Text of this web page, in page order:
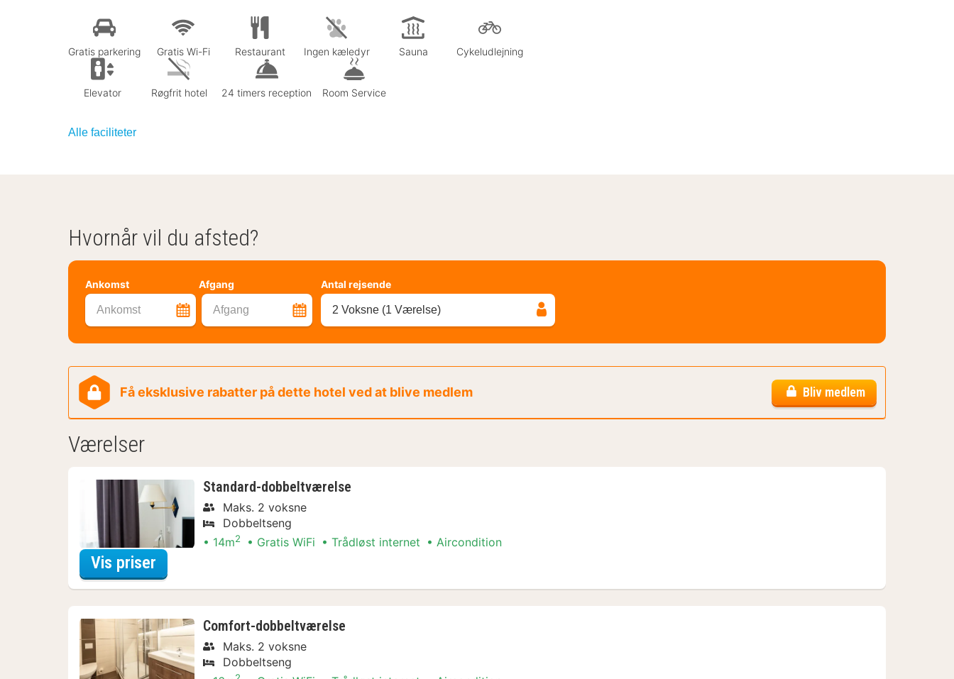
Gratis parkering Gratis Wi-Fi Restaurant Ingen kæledyr Sauna Cykeludlejning
Elevator Røgfrit hotel 24 timers reception Room Service
Alle faciliteter
Hvornår vil du afsted?
Ankomst Afgang
Ankomst Afgang
Antal rejsende
2 Voksne (1 Værelse)
Få eksklusive rabatter på dette hotel ved at blive medlem Bliv medlem
Værelser
Standard-dobbeltværelse
Maks. 2 voksne
Dobbeltseng
14m2 Gratis WiFi Trådløst internet Aircondition
Vis priser
Comfort-dobbeltværelse
Maks. 2 voksne
Dobbeltseng